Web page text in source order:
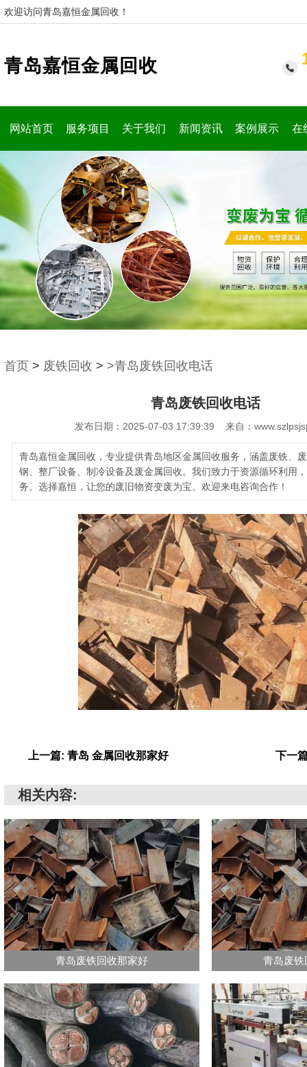
欢迎访问青岛嘉恒金属回收！
青岛嘉恒金属回收
网站首页 服务项目 关于我们 新闻资讯 案例展示 在
首页 > 废铁回收 > >青岛废铁回收电话
青岛废铁回收电话
发布日期：2025-07-03 17:39:39 来自：
青岛嘉恒金属回收，专业提供青岛地区金属回收服务，涵盖废铁、
钢、整厂设备、制冷设备及废金属回收。我们致力于资源循环利用
务。选择嘉恒，让您的废旧物资变废为宝。欢迎来电咨询合作！
上一篇: 青岛 金属回收那家好 下一
相关内容:
青岛废铁回收那家好 青岛废铁